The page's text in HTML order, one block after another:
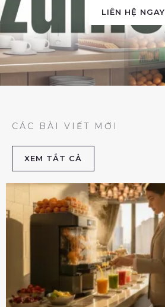
LIÊN HỆ NGAY
CÁC BÀI VIẾT MỚI
XEM TẮT CẢ